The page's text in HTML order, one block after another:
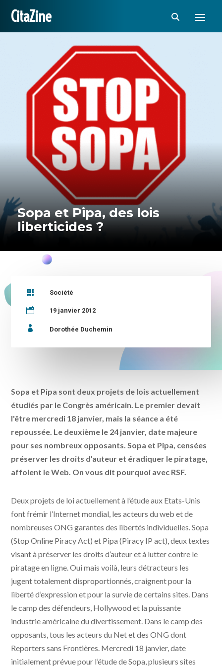
CitaZine
Sopa et Pipa, des lois
liberticides ?
 Société
 19 janvier 2012
 Dorothée Duchemin
Sopa et Pipa sont deux projets de lois actuellement
étudiés par le Congrès américain. Le premier devait
l'être mercredi 18 janvier, mais la séance a été
repoussée. Le deuxième le 24 janvier, date majeure
pour ses nombreux opposants. Sopa et Pipa, censées
préserver les droits d'auteur et éradiquer le piratage,
affolent le Web. On vous dit pourquoi avec RSF.
Deux projets de loi actuellement à l’étude aux Etats-Unis
font frémir l’Internet mondial, les acteurs du web et de
nombreuses ONG garantes des libertés individuelles. Sopa
(Stop Online Piracy Act) et Pipa (Piracy IP act), deux textes
visant à préserver les droits d’auteur et à lutter contre le
piratage en ligne. Oui mais voilà, leurs détracteurs les
jugent totalement disproportionnés, craignent pour la
liberté d’expression et pour la survie de certains sites. Dans
le camp des défendeurs, Hollywood et la puissante
industrie américaine du divertissement. Dans le camp des
opposants, tous les acteurs du Net et des ONG dont
Reporters sans Frontières. Mercredi 18 janvier, date
initialement prévue pour l’étude de Sopa, plusieurs sites